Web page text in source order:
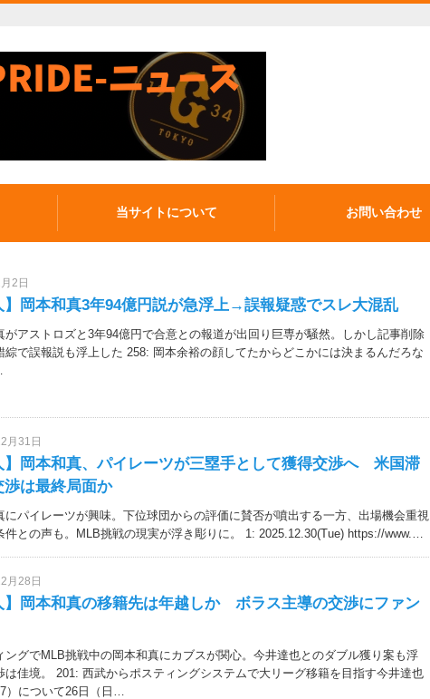
当サイトについて お問い合わせ
2日
】岡本和真3年94億円説が急浮上→誤報疑惑でスレ大混乱
がアストロズと3年94億円で合意との報道が出回り巨専が騒然。しかし記事削除
綜で誤報説も浮上した 258: 岡本余裕の顔してたからどこかには決まるんだろな
月31日
】岡本和真、パイレーツが三塁手として獲得交渉へ 米国滞
渉は最終局面か
にパイレーツが興味。下位球団からの評価に賛否が噴出する一方、出場機会重視
件との声も。MLB挑戦の現実が浮き彫りに。 1: 2025.12.30(Tue) https://www.…
月28日
】岡本和真の移籍先は年越しか ボラス主導の交渉にファン
ングでMLB挑戦中の岡本和真にカブスが関心。今井達也とのダブル獲り案も浮
は佳境。 201: 西武からポスティングシステムで大リーグ移籍を目指す今井達也
）について26日（日…